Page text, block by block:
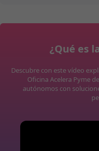
¿Qué es
Descubre con este vídeo
Oficina Acelera Pyme
autónomos con